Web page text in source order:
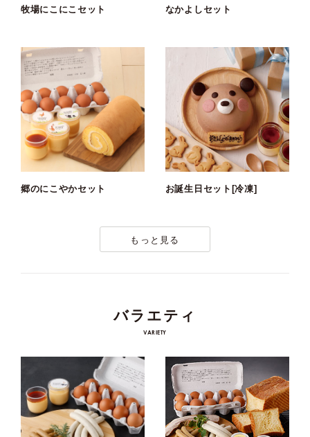
牧場にこにこセット なかよしセット
郷のにこやかセット お誕生日セット[冷凍]
もっと見る
バラエティ
VARIETY